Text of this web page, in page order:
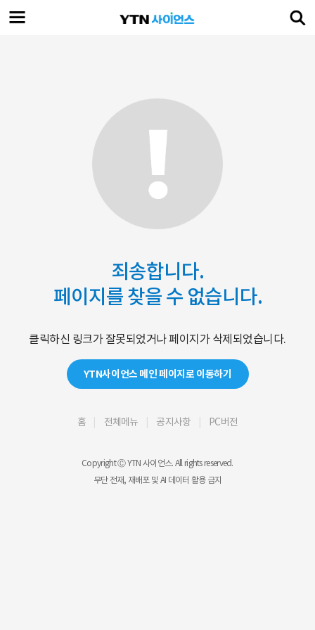
죄송합니다.
페이지를 찾을 수 없습니다.
클릭하신 링크가 잘못되었거나 페이지가 삭제되었습니다.
YTN사이언스 메인 페이지로 이동하기
홈 전체메뉴 공지사항 PC버전
Copyright Ⓒ YTN 사이언스. All rights reserved.
무단 전재, 재배포 및 AI 데이터 활용 금지